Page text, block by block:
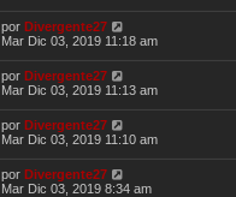
por Divergente27
Mar Dic 03, 2019 11:18 am
por Divergente27
Mar Dic 03, 2019 11:13 am
por Divergente27
Mar Dic 03, 2019 11:10 am
por Divergente27
Mar Dic 03, 2019 8:34 am